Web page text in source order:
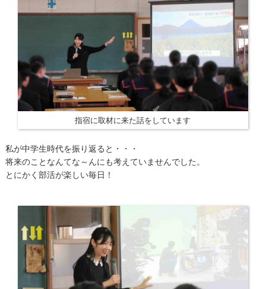
指宿に取材に来た話をしています
私が中学生時代を振り返ると・・・
将来のことなんてな～んにも考えていませんでした。
とにかく部活が楽しい毎日！